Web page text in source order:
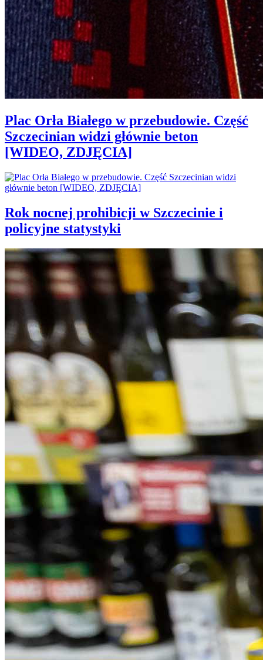
Plac Orła Białego w przebudowie. Część
Szczecinian widzi głównie beton
[WIDEO, ZDJĘCIA]
Rok nocnej prohibicji w Szczecinie i
policyjne statystyki